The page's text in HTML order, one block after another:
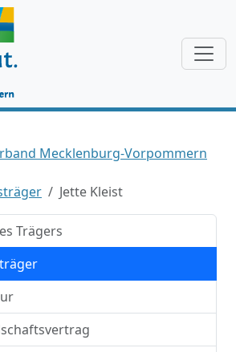
Mecklenburg-Vorpommern
Jette Kleist
Trägers